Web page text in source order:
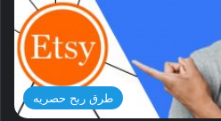
طرق ربح حصريه